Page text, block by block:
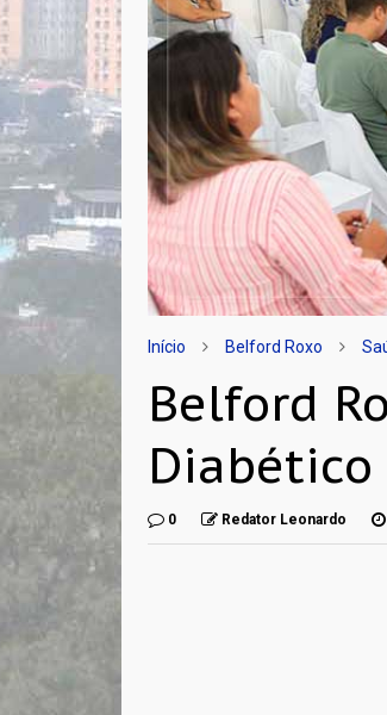
Início Belford Roxo
Belford
Diabético
0 Redator Leonardo